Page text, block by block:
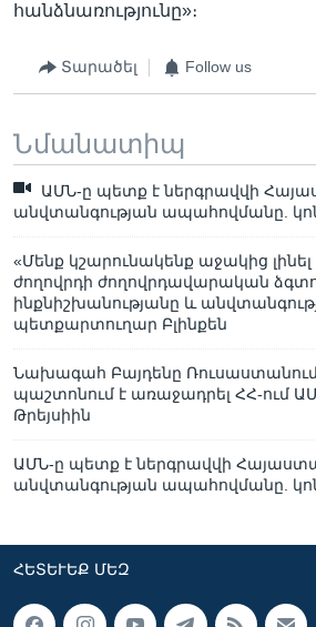
հանձնառությունը»։
Տարածել Follow us
Նմանատիպ
ԱՄՆ-ը պետք է ներգրավվի
անվտանգության ապահովմանը.
«Մենք կշարունակենք աջակից
ժողովրդի ժողովրդավարական
ինքնիշխանությանը և
պետքարտուղար Բլինքեն
Նախագահ Բայդենը
պաշտոնում է առաջադրել ՀՀ-ում
Թրեյսիին
ԱՄՆ-ը պետք է ներգրավվի
անվտանգության ապահովմանը.
ՀԵՏԵՒԵՔ ՄԵԶ